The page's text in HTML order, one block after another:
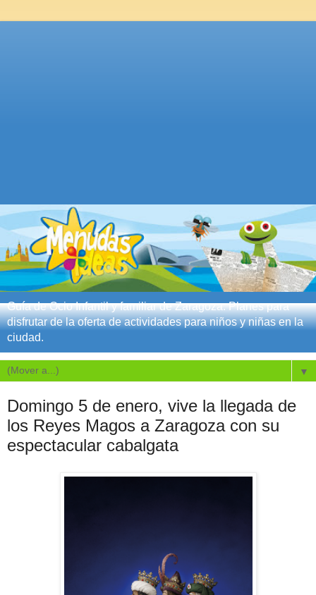
Guía de Ocio Infantil y familiar de Zaragoza. Planes para
disfrutar de la oferta de actividades para niños y niñas en la
ciudad.
▼
Domingo 5 de enero, vive la llegada de
los Reyes Magos a Zaragoza con su
espectacular cabalgata